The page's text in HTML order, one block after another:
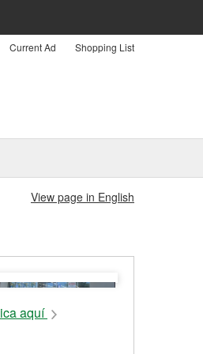
Current Ad Shopping List
View page in English
aquí